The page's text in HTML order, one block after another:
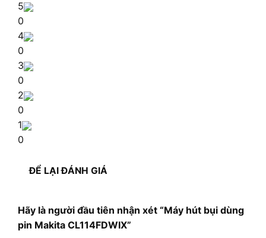
5
0
4
0
3
0
2
0
1
0
ĐỂ LẠI ĐÁNH GIÁ
Hãy là người đầu tiên nhận xét “Máy hút bụi dùng
pin Makita CL114FDWIX”